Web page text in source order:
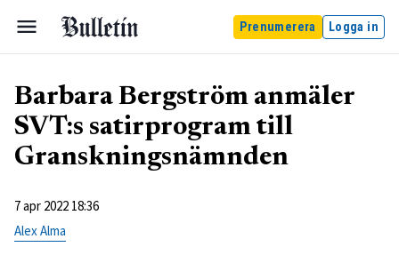
Prenumerera Logga in
Barbara Bergström anmäler
SVT:s satirprogram till
Granskningsnämnden
7 apr 2022 18:36
Alex Alma